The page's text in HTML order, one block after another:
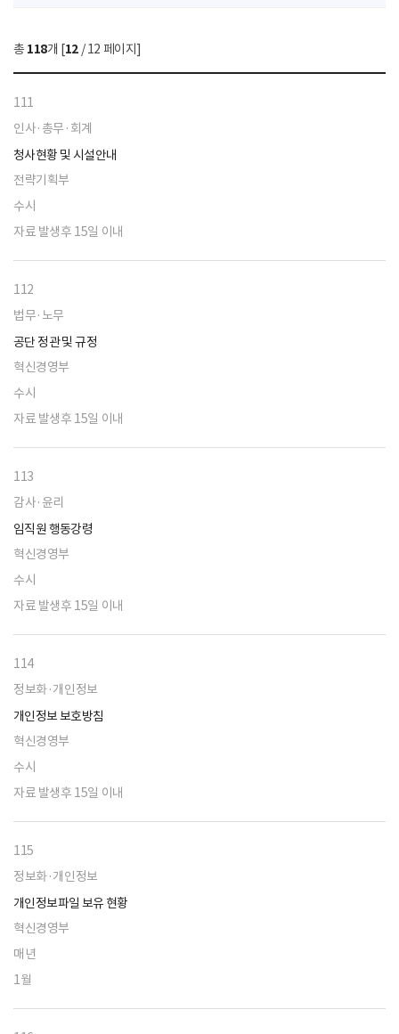
선
택
총 118개 [12 / 12 페이지]
111
인사·총무·회계
청사현황 및 시설안내
전략기획부
수시
자료 발생후 15일 이내
112
법무·노무
공단 정관 및 규정
혁신경영부
수시
자료 발생후 15일 이내
113
감사·윤리
임직원 행동강령
혁신경영부
수시
자료 발생후 15일 이내
114
정보화·개인정보
개인정보 보호방침
혁신경영부
수시
자료 발생후 15일 이내
115
정보화·개인정보
개인정보파일 보유 현황
혁신경영부
매년
1월